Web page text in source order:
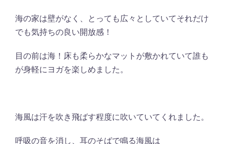
海の家は壁がなく、とっても広々としていてそれだけ
でも気持ちの良い開放感！
目の前は海！床も柔らかなマットが敷かれていて誰も
が身軽にヨガを楽しめました。
海風は汗を吹き飛ばす程度に吹いていてくれました。
呼吸の音を消し、耳のそばで鳴る海風は